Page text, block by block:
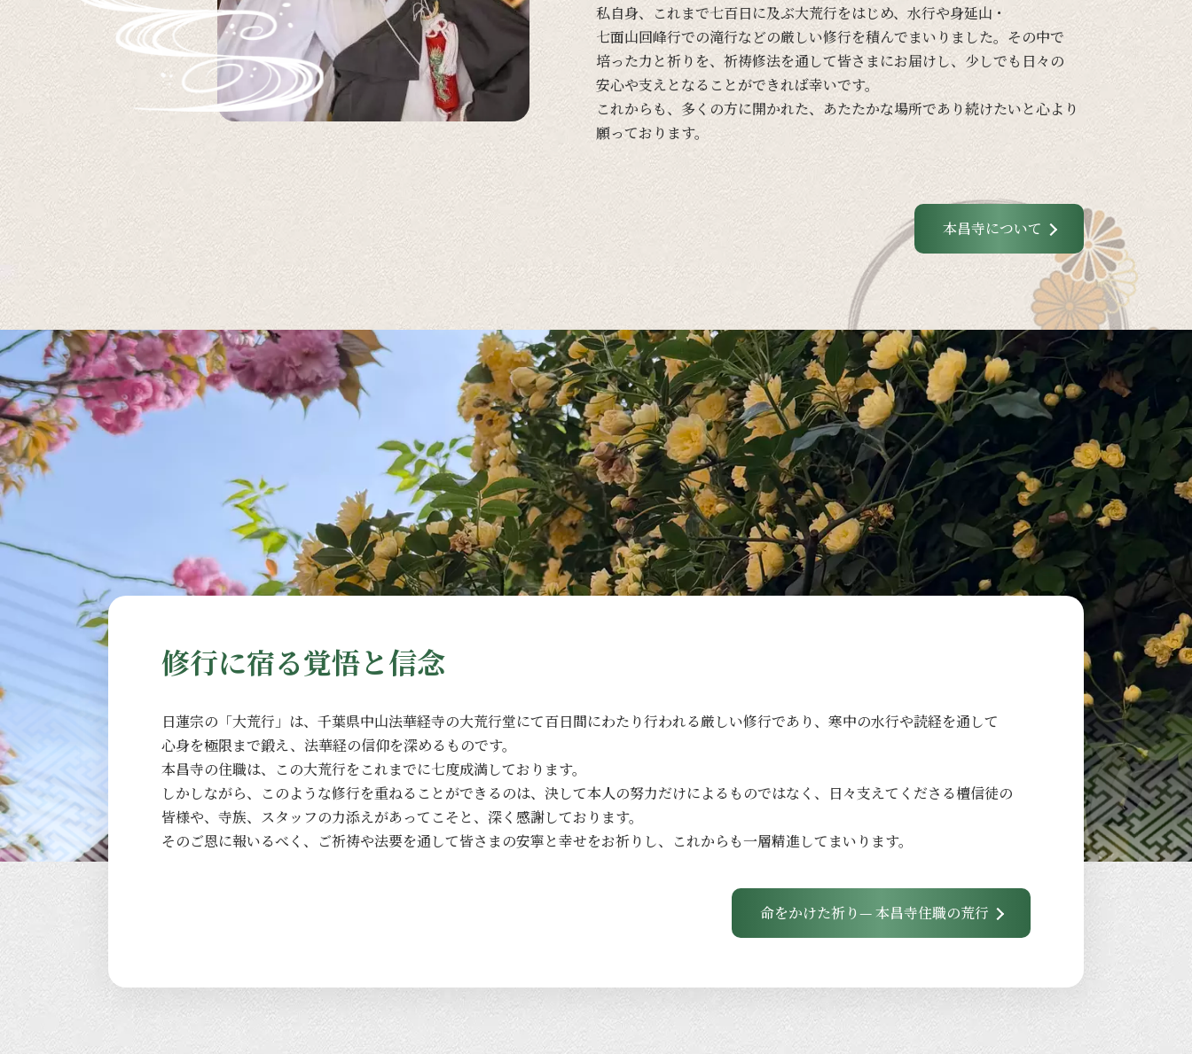
私自身、
これまで七百日に及ぶ大荒行をはじめ、 水行や身延山・
七面山回峰行での滝行などの厳しい修行を積んでまいりました。 その中で
培った力と祈りを、 祈祷修法を通して皆さまにお届けし、少しでも 日々の
安心や支えとなる ことができれば幸いです。
これからも、 多くの方に開かれた、 あたたかな場所であり続けたいと心より
願っております。
本昌寺について
修行に宿る覚悟と信念
日蓮宗の 「大荒行」は、 千葉県中山法華経寺の大荒行堂にて百日間にわたり行われる厳しい修行であり、 寒中の水行や読経を通して
心身を極限まで鍛え、 法華経の信仰を深める ものです。
本昌寺の住職は、 この大荒行をこれまでに七度成満しております。
しかしながら、
このような修行を重ねる ことができるのは、 決して本人の努力だけによる ものではなく、 日々支えてくださる檀信徒の
皆様や、 寺族、 スタッフの力添えがあってこそと、 深く 感謝しております。
そのご恩に報いるべく、 ご祈祷や法要を通して皆さまの安寧と幸せをお祈りし、 これからも一層精進してまいります。
命をかけた祈り— 本昌寺住職の荒行